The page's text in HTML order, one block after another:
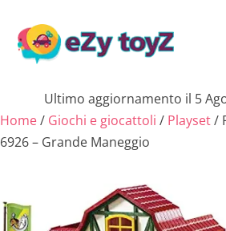
Ultimo aggiornamento il 5
Home/ Giochi e giocattoli / Playset/
6926 – Grande Maneggio